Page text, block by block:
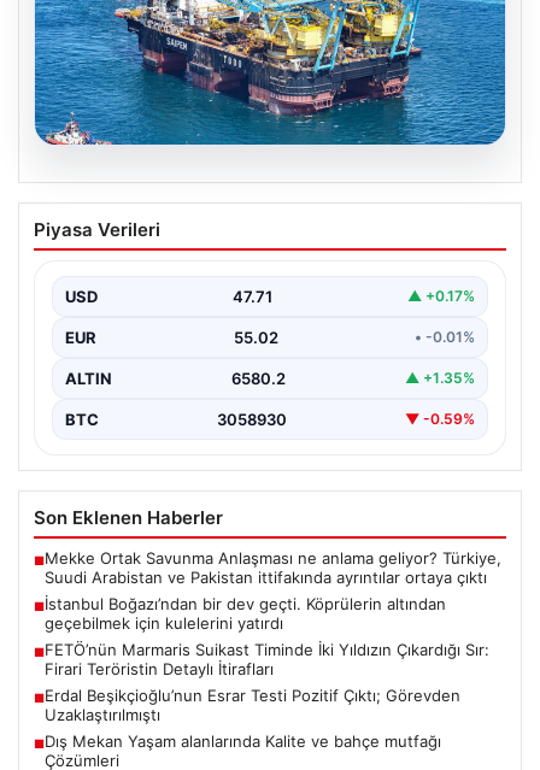
İstanbul Boğazı’ndan bir dev geçti.
Köprülerin altından geçebilmek için
Piyasa Verileri
USD 47.71 ▲ +0.17%
EUR 55.02 • -0.01%
ALTIN 6580.2 ▲ +1.35%
BTC 3058930 ▼ -0.59%
Son Eklenen Haberler
■Mekke Ortak Savunma Anlaşması ne anlama geliyor? Türkiye,
Suudi Arabistan ve Pakistan ittifakında ayrıntılar ortaya çıktı
■İstanbul Boğazı’ndan bir dev geçti. Köprülerin altından
geçebilmek için kulelerini yatırdı
■FETÖ’nün Marmaris Suikast Timinde İki Yıldızın Çıkardığı Sır:
Firari Teröristin Detaylı İtirafları
■Erdal Beşikçioğlu’nun Esrar Testi Pozitif Çıktı; Görevden
Uzaklaştırılmıştı
■Dış Mekan Yaşam alanlarında Kalite ve bahçe mutfağı
Çözümleri